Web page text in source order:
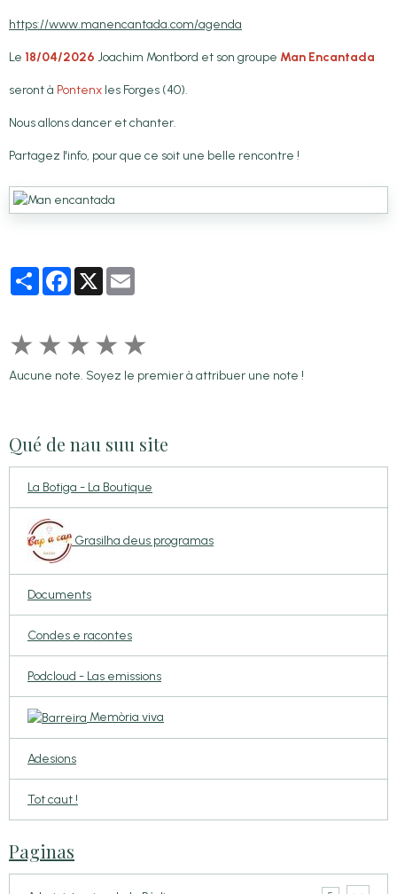
https://www.manencantada.com/agenda
Le 18/04/2026 Joachim Montbord et son groupe Man Encantada
seront à Pontenx les Forges (40).
Nous allons dancer et chanter.
Partagez l'info, pour que ce soit une belle rencontre !
PartagerFacebook
X
★ ★ ★ ★ ★
Aucune note. Soyez le premier à attribuer une note !
Qué de nau suu site
La Botiga - La Boutique
Grasilha deus programas
Documents
Condes e racontes
Podcloud - Las emissions
Memòria viva
Adesions
Tot caut !
Paginas